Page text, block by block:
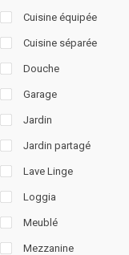
Cuisine équipée
Cuisine séparée
Douche
Garage
Jardin
Jardin partagé
Lave Linge
Loggia
Meublé
Mezzanine